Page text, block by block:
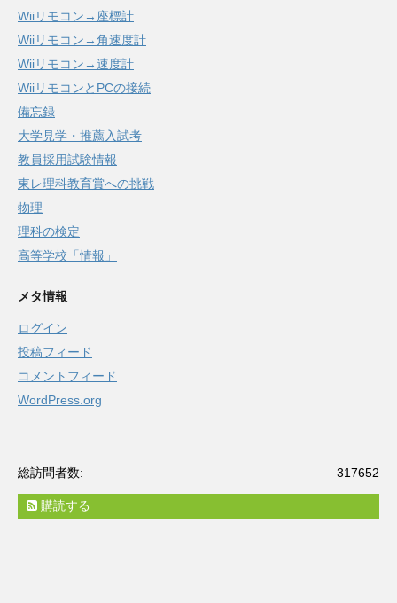
Wiiリモコン→座標計
Wiiリモコン→角速度計
Wiiリモコン→速度計
WiiリモコンとPCの接続
備忘録
大学見学・推薦入試考
教員採用試験情報
東レ理科教育賞への挑戦
物理
理科の検定
高等学校「情報」
メタ情報
ログイン
投稿フィード
コメントフィード
WordPress.org
317652
総訪問者数:
購読する